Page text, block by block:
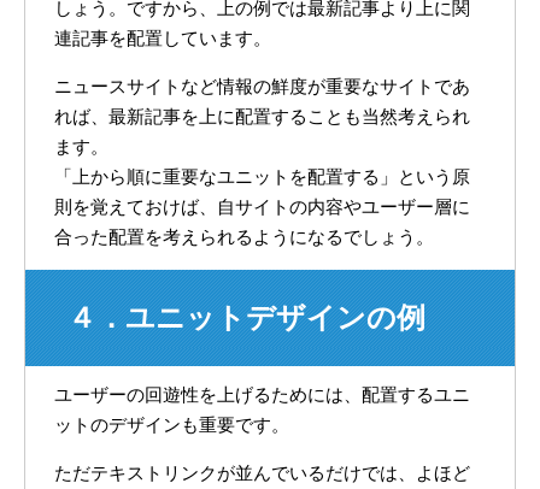
しょう。ですから、上の例では最新記事より上に関
連記事を配置しています。
ニュースサイトなど情報の鮮度が重要なサイトであ
れば、最新記事を上に配置することも当然考えられ
ます。
「上から順に重要なユニットを配置する」という原
則を覚えておけば、自サイトの内容やユーザー層に
合った配置を考えられるようになるでしょう。
４．ユニットデザインの例
ユーザーの回遊性を上げるためには、配置するユニ
ットのデザインも重要です。
ただテキストリンクが並んでいるだけでは、よほど